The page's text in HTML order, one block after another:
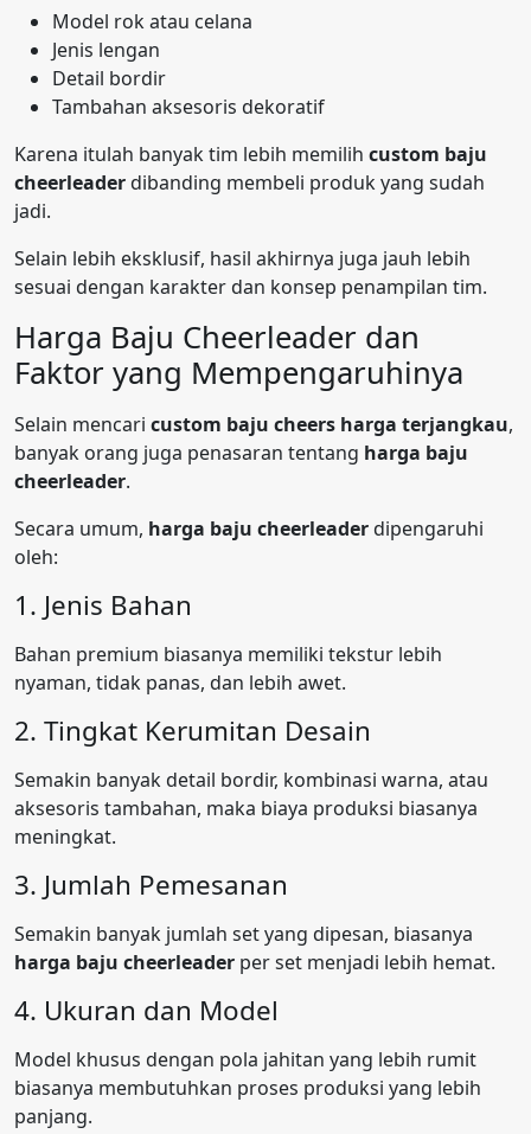
Model rok atau celana
Jenis lengan
Detail bordir
Tambahan aksesoris dekoratif
Karena itulah banyak tim lebih memilih custom baju
cheerleaderdibanding membeli produk yang sudah
jadi.
Selain lebih eksklusif, hasil akhirnya juga jauh lebih
sesuai dengan karakter dan konsep penampilan tim.
Harga Baju Cheerleader dan
Faktor yang Mempengaruhinya
Selain mencari custom baju cheers harga terjangkau,
banyak orang juga penasaran tentang harga baju
cheerleader.
Secara umum, harga baju cheerleaderdipengaruhi
oleh:
1. Jenis Bahan
Bahan premium biasanya memiliki tekstur lebih
nyaman, tidak panas, dan lebih awet.
2. Tingkat Kerumitan Desain
Semakin banyak detail bordir, kombinasi warna, atau
aksesoris tambahan, maka biaya produksi biasanya
meningkat.
3. Jumlah Pemesanan
Semakin banyak jumlah set yang dipesan, biasanya
harga baju cheerleader per set menjadi lebih hemat.
4. Ukuran dan Model
Model khusus dengan pola jahitan yang lebih rumit
biasanya membutuhkan proses produksi yang lebih
panjang.